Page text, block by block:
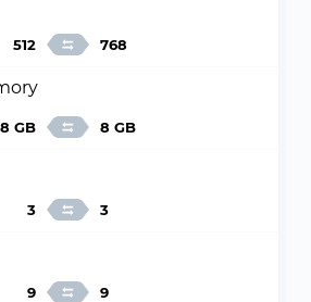
512 768
8 GB 8 GB
3 3
9 9